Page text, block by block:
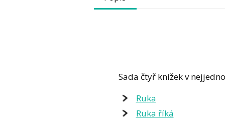
Sada čtyř knížek v
Ruka
Ruka říká